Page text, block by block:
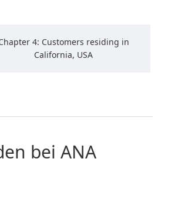
4: Customers residing in
California, USA
bei ANA